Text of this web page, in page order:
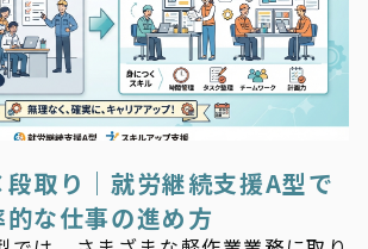
新着情報
取り｜就労継続支援A型で
な仕事の進め方